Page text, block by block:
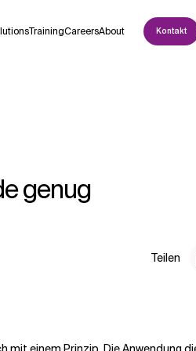
TrainingCareersAbout Kontakt
genug
Teilen